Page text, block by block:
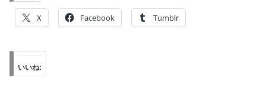
X Facebook Tumblr
いいね: